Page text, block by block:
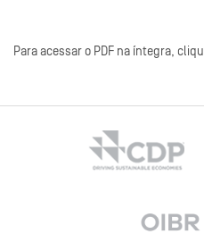
Para acessar o PDF na íntegra,